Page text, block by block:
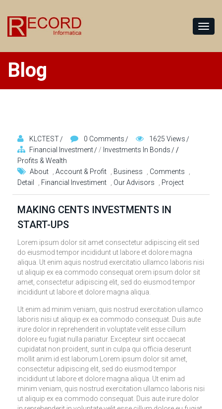
Blog
KLCTEST 0 Comments
1625 Views
Financial Investment
/ Investments In Bonds
/
Profits & Wealth
About
Account & Profit Business Comments
Detail
Financial Investiment Our Advisors Project
MAKING CENTS INVESTMENTS IN
START-UPS
Lorem ipsum dolor sit amet consectetur adipiscing elit sed
do eiusmod tempor incididunt ut labore et dolore magna
aliqua. Ut enim aquis nostrud exercitatio ullamco laboris nisi
ut aliquip ex ea commodo consequat orem ipsum dolor sit
amet, consectetur adipiscing elit, sed do eiusmod tempor
incididunt ut labore et dolore magna aliqua.
Ut enim ad minim veniam, quis nostrud exercitation ullamco
laboris nisi ut aliquip ex ea commodo consequat. Duis aute
irure dolor in reprehenderit in voluptate velit esse cillum
dolore eu fugiat nulla pariatur. Excepteur sint occaecat
cupidatat non proident, sunt in culpa qui officia deserunt
mollit anim id est laborum.Lorem ipsum dolor sit amet,
consectetur adipiscing elit, sed do eiusmod tempor
incididunt ut labore et dolore magna aliqua. Ut enim ad
minim veniam, quis nostrud exercitation ullamco laboris nisi
ut aliquip ex ea commodo consequat. Duis aute irure dolor